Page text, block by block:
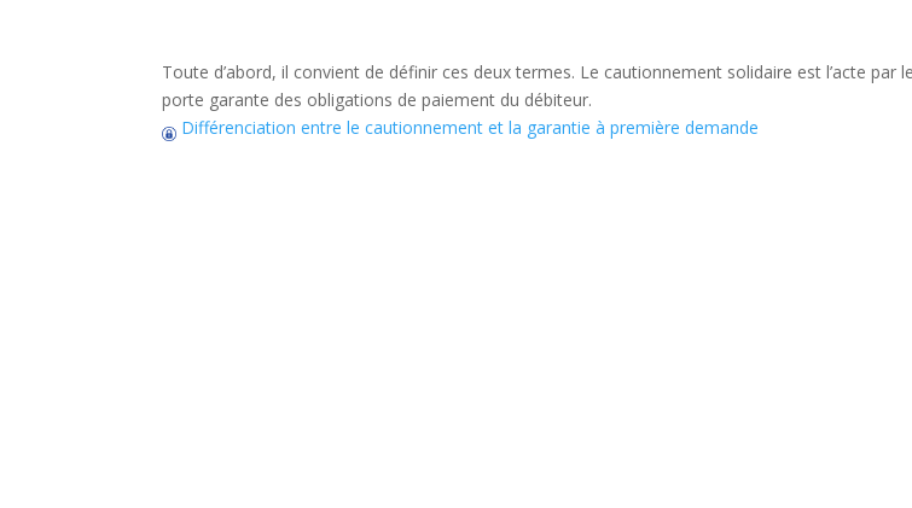
Toute d’abord, il convient de définir ces deux termes. Le cautionnement solidaire est l’acte par
porte garante des obligations de paiement du débiteur.
Différenciation entre le cautionnement et la garantie à première demande